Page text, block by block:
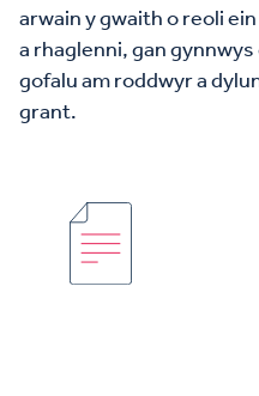
arwain y gwaith o reoli
a rhaglenni, gan
gofalu am roddwyr a
grant.